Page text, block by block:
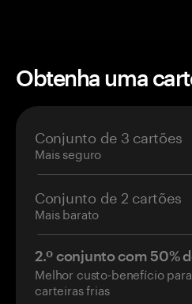
Obtenha uma
Conjunto de 3 cartões
Mais seguro
Conjunto de 2 cartões
Mais barato
2.º conjunto com 50%
Melhor custo-benefício
carteiras frias